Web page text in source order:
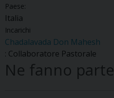
Paese:
Italia
Incarichi
Chadalavada Don Mahesh
: Collaboratore Pastorale
Ne fanno parte